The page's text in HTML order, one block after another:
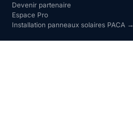
Devenir partenaire
Espace Pro
Installation panneaux solaires PACA →